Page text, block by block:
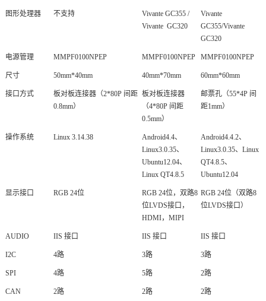
图形处理器 不支持
Vivante GC355 /
Vivante GC320
Vivante
GC355/Vivante
GC320
电源管理 MMPF0100NPEP MMPF0100NPEP MMPF0100NPEP
尺寸 50mm*40mm 40mm*70mm 60mm*60mm
接口方式
板对板连接器（2*80P 间距
0.8mm）
板对板连接器
（4*80P 间距
0.5mm）
邮票孔（55*4P 间
距1mm）
操作系统 Linux 3.14.38
Android4.4、
Linux3.0.35、
Ubuntu12.04、
Linux QT4.8.5
Android4.4.2、
Linux3.0.35、Linux
QT4.8.5、
Ubuntu12.04
显示接口 RGB 24位
RGB 24位，双路8
位LVDS接口，
HDMI，MIPI
RGB 24位（双路8
位LVDS接口）
AUDIO IIS 接口 IIS 接口 IIS 接口
I2C 4路 3路 3路
SPI 4路 5路 2路
CAN 2路 2路 2路